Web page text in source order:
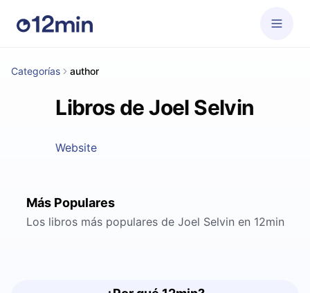
Categorías author
Libros de Joel Selvin
Website
Más Populares
Los libros más populares de Joel Selvin en 12min